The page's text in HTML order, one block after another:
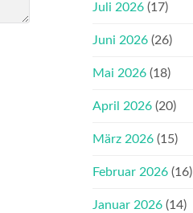
Juli 2026 (17)
Juni 2026 (26)
Mai 2026 (18)
April 2026 (20)
März 2026 (15)
Februar 2026 (16)
Januar 2026 (14)